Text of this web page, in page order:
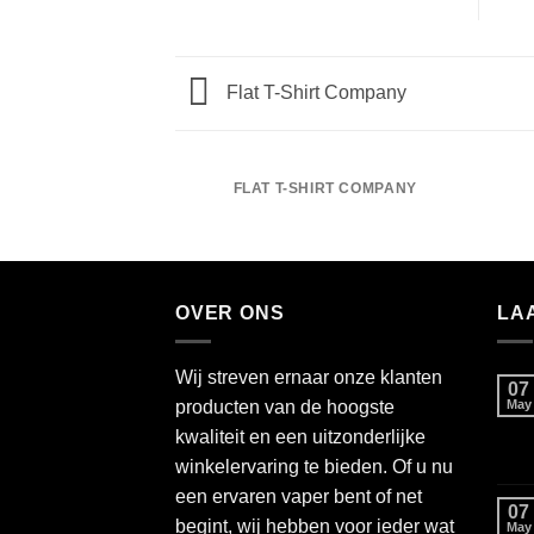
Flat T-Shirt Company
FLAT T-SHIRT COMPANY
OVER ONS
Wij streven ernaar onze klanten
producten van de hoogste
kwaliteit en een uitzonderlijke
winkelervaring te bieden. Of u nu
een ervaren vaper bent of net
begint, wij hebben voor ieder wat
07
May
07
May